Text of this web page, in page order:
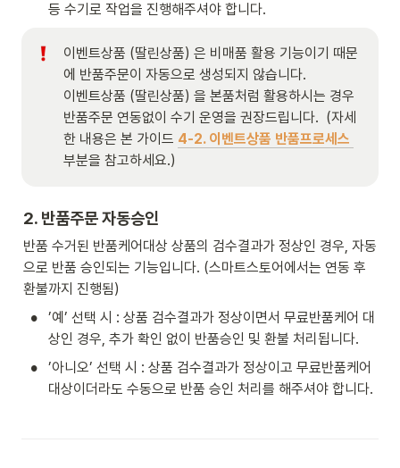
등 수기로 작업을 진행해주셔야 합니다.
이벤트상품 (딸린상품) 은 비매품 활용 기능이기 때문
에 반품주문이 자동으로 생성되지 않습니다.
이벤트상품 (딸린상품) 을 본품처럼 활용하시는 경우
반품주문 연동없이 수기 운영을 권장드립니다.  (자세
한 내용은 본 가이드 4-2. 이벤트상품 반품프로세스
부분을 참고하세요.)
2. 반품주문 자동승인
반품 수거된 반품케어대상 상품의 검수결과가 정상인 경우, 자동
으로 반품 승인되는 기능입니다. (스마트스토어에서는 연동 후
환불까지 진행됨)
•
’예’ 선택 시 : 상품 검수결과가 정상이면서 무료반품케어 대
상인 경우, 추가 확인 없이 반품승인 및 환불 처리됩니다.
•
’아니오’ 선택 시 : 상품 검수결과가 정상이고 무료반품케어
대상이더라도 수동으로 반품 승인 처리를 해주셔야 합니다.